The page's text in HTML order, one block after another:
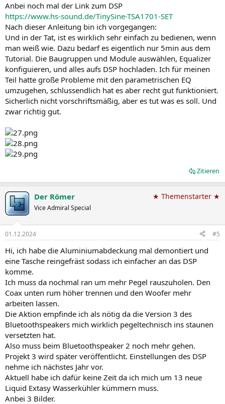
Anbei noch mal der Link zum DSP
https://www.hs-sound.de/TinySine-TSA1701-SET
Nach dieser Anleitung bin ich vorgegangen:
Und in der Tat, ist es wirklich sehr einfach zu bedienen, wenn
man weiß wie. Dazu bedarf es eigentlich nur 5min aus dem
Tutorial. Die Baugruppen und Module auswählen, Equalizer
konfiguieren, und alles aufs DSP hochladen. Ich für meinen
Teil hatte große Probleme mit den parametrischen EQ
umzugehen, schlussendlich hat es aber recht gut funktioniert.
Sicherlich nicht vorschriftsmäßig, aber es tut was es soll. Und
zwar richtig gut.
Zitieren
Der Römer
Vice Admiral Special
★ Themenstarter ★
01.12.2024 #5
Hi, ich habe die Aluminiumabdeckung mal demontiert und
eine Tasche reingefräst sodass ich einfacher an das DSP
komme.
Ich muss da nochmal ran um mehr Pegel rauszuholen. Den
Coax unten rum höher trennen und den Woofer mehr
arbeiten lassen.
Die Aktion empfinde ich als nötig da die Version 3 des
Bluetoothspeakers mich wirklich pegeltechnisch ins staunen
versetzten hat.
Also muss beim Bluetoothspeaker 2 noch mehr gehen.
Projekt 3 wird später veröffentlicht. Einstellungen des DSP
nehme ich nächstes Jahr vor.
Aktuell habe ich dafür keine Zeit da ich mich um 13 neue
Liquid Extasy Wasserkühler kümmern muss.
Anbei 3 Bilder.